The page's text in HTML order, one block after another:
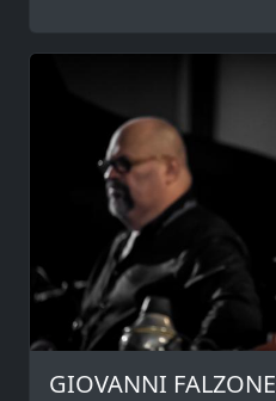
GIOVANNI FALZONE